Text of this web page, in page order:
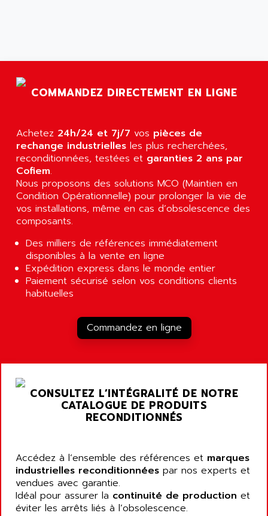
PB100
5000
SCALANCE
SMC40
SCM50
BKD
A16B
MIDIMASTER VECTOR
MIDIMASTER
SMC200
ADVANTYS TELEFAST
TELEFAST ABE7
TC2000
SMC100
690 SERIE
NUM 720
SINUMERIK 802
PCS950
ALUTRON
AMAN
AMAREX
AMAT
AMBERSIL
AMBRESIL
AMC
AMD
AMDV
AMERICAN DYNAMICS
AMERICAN MEGATRENDS
AMERICAN MICROSEMICONDUCTOR
AMERICAN MICROSEMICONDUCTOR INC
AMERICAN STD INC
AMET
AMI SEMICONDUCTOR
AMIC TECHNOLOGY
AMK
AMKASYN
COMMANDEZ DIRECTEMENT EN LIGNE
Achetez 24h/24 et 7j/7 vos pièces de
rechange industrielles les plus recherchées,
reconditionnées, testées et garanties 2 ans par
Cofiem.
Nous proposons des solutions MCO (Maintien en
Condition Opérationnelle) pour prolonger la vie de
vos installations, même en cas d’obsolescence des
composants.
Des milliers de références immédiatement
disponibles à la vente en ligne
Expédition express dans le monde entier
Paiement sécurisé selon vos conditions clients
habituelles
Commandez en ligne
CONSULTEZ L’INTÉGRALITÉ DE NOTRE
CATALOGUE DE PRODUITS
RECONDITIONNÉS
Accédez à l’ensemble des références et marques
industrielles reconditionnées par nos experts et
vendues avec garantie.
Idéal pour assurer la continuité de production et
éviter les arrêts liés à l’obsolescence.